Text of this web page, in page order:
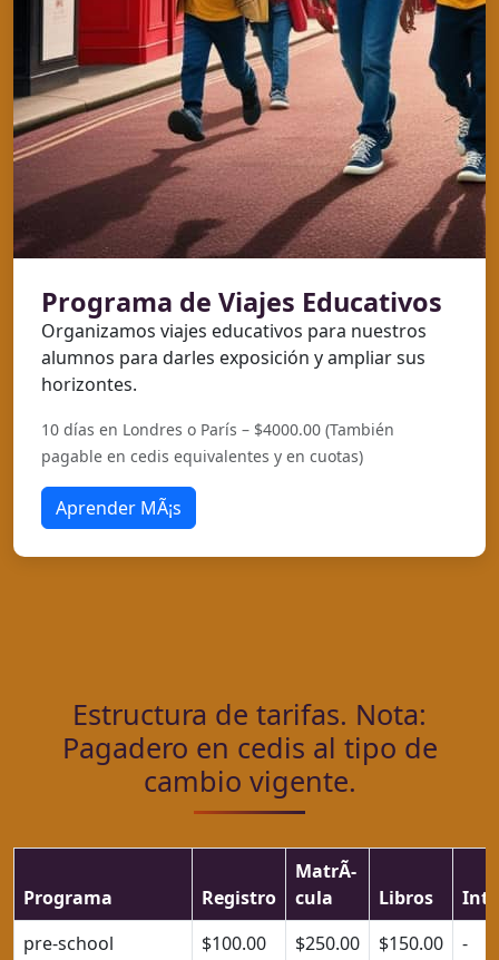
Programa de Viajes Educativos
Organizamos viajes educativos para nuestros
alumnos para darles exposición y ampliar sus
horizontes.
10 días en Londres o París – $4000.00 (También
pagable en cedis equivalentes y en cuotas)
Aprender MÃ¡s
Estructura de tarifas. Nota:
Pagadero en cedis al tipo de
cambio vigente.
Programa Registro
MatrÃ­
cula
Libros
pre-school
$100.00 $250.00 $150.00 -